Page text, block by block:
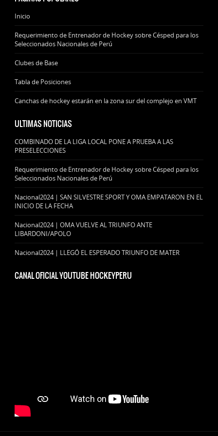
Inicio
Requerimiento de Entrenador de Hockey sobre Césped para los
Seleccionados Nacionales de Perú
Clubes de Base
Tabla de Posiciones
Canchas de hockey estarán en la zona sur del complejo en VMT
ULTIMAS NOTICIAS
COMBINADO DE LA LIGA LOCAL PONE A PRUEBA A LAS
PRESELECCIONES
Requerimiento de Entrenador de Hockey sobre Césped para los
Seleccionados Nacionales de Perú
Nacional2024 | SAN SILVESTRE SPORT Y OMA EMPATARON EN EL
INICIO DE LA FECHA
Nacional2024 | OMA VUELVE AL TRIUNFO ANTE
LIBARDONI/APOLO
Nacional2024 | LLEGÓ EL ESPERADO TRIUNFO DE MATER
CANAL OFICIAL YOUTUBE HOCKEYPERU